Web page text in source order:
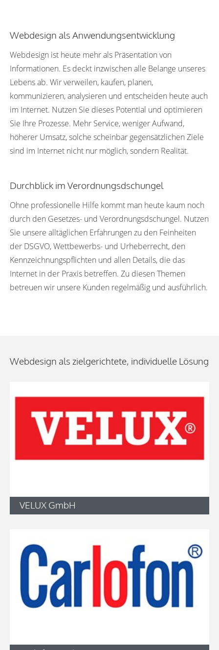
Webdesign als Anwendungsentwicklung
Webdesign ist heute mehr als Präsentation von
Informationen. Es deckt inzwischen alle Belange unseres
Lebens ab. Wir verweilen, kaufen, planen,
kommunizieren, analysieren und entscheiden heute auch
im Internet. Nutzen Sie dieses Potential und optimieren
Sie Ihre Prozesse. Mehr Service, weniger Aufwand,
höherer Umsatz, solche scheinbar gegensätzlichen Ziele
sind im Internet nicht nur möglich, sondern Realität.
Durchblick im Verordnungsdschungel
Ohne professionelle Hilfe kommt man heute kaum noch
durch den Gesetzes- und Verordnungsdschungel. Nutzen
Sie unsere alltäglichen Erfahrungen zu den Feinheiten
der DSGVO, Wettbewerbs- und Urheberrecht, den
Kennzeichnungspflichten und allen Details, die das
Internet in der Praxis betreffen. Zu diesen Themen
betreuen wir unsere Kunden regelmäßig und ausführlich.
Webdesign als zielgerichtete, individuelle Lösung
VELUX GmbH